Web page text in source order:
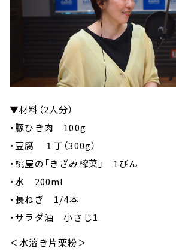
▼材料（2人分）
・豚ひき肉 100g
・豆腐 １丁（300g）
・桃屋の「きざみ榨菜」 1びん
・水 200ml
・長ねぎ 1/4本
・サラダ油 小さじ1
＜水溶き片栗粉＞